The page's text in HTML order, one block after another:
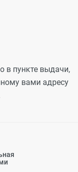
в пункте выдачи,
вами адресу